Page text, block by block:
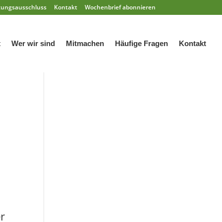
Kontakt Wochenbrief abonnieren
Wer wir sind Mitmachen Häufige Fragen Kontakt